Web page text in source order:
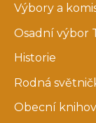
Výbory a
Osadní výbor
Historie
Rodná
Obecní